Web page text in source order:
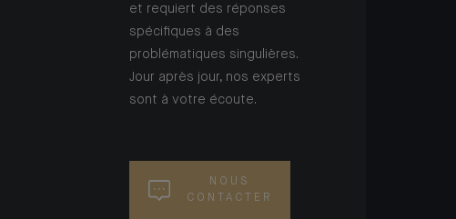
et requiert des réponses
spécifiques à des
problématiques singulières.
Jour après jour, nos experts
sont à votre écoute.
NOUS
CONTACTER